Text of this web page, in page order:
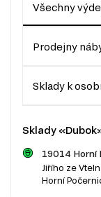
Všechny
Prodejny
Sklady k
Sklady
19014 Horní
Jiřího ze
Horní